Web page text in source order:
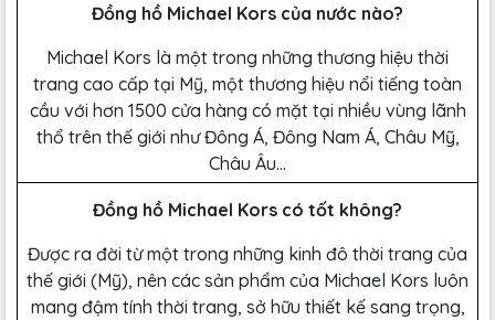
Đồng hồ Michael Kors của nước nào?
Michael Kors là một trong những thương hiệu thời
trang cao cấp tại Mỹ, một thương hiệu nổi tiếng toàn
cầu với hơn 1500 cửa hàng có mặt tại nhiều vùng lãnh
thổ trên thế giới như Đông Á, Đông Nam Á, Châu Mỹ,
Châu Âu…
Đồng hồ Michael Kors có tốt không?
Được ra đời từ một trong những kinh đô thời trang của
thế giới (Mỹ), nên các sản phẩm của Michael Kors luôn
mang đậm tính thời trang, sở hữu thiết kế sang trọng,